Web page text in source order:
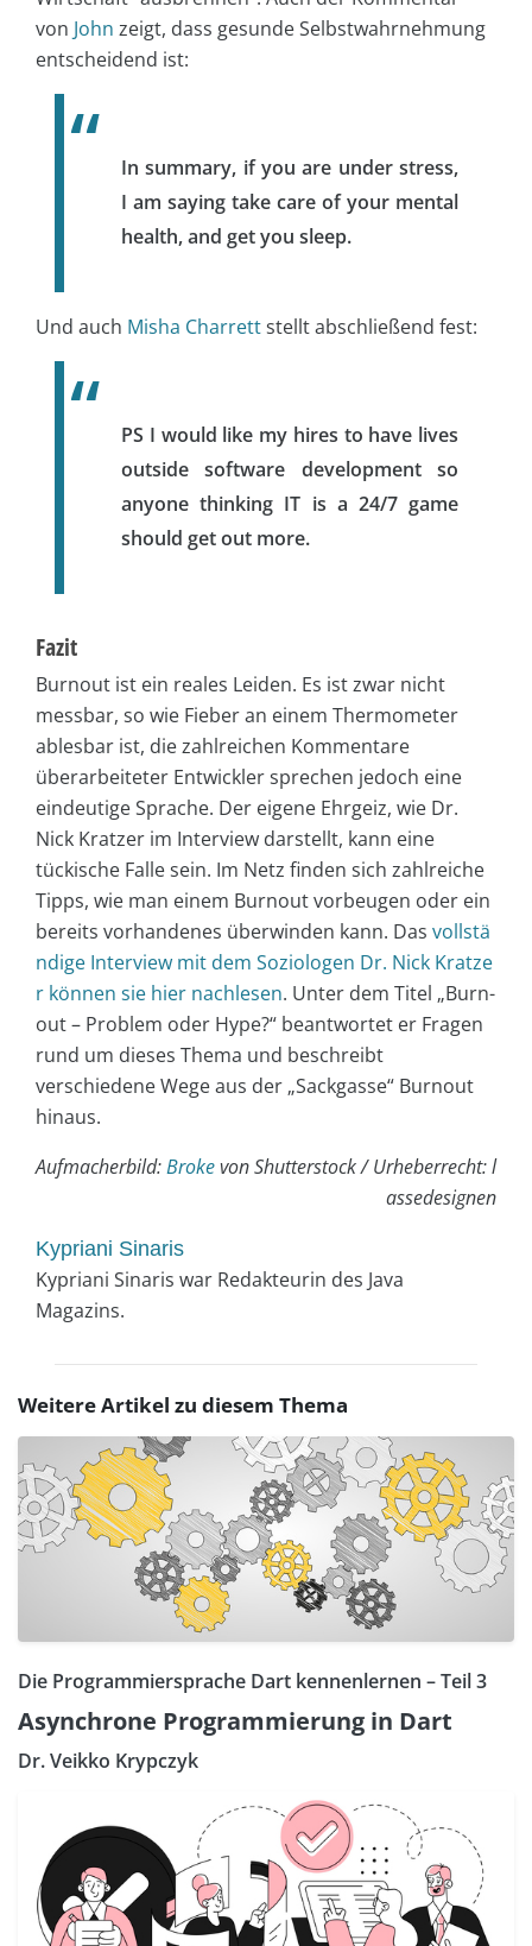
von John zeigt, dass gesunde Selbstwahrnehmung
entscheidend ist:
In summary, if you are under stress,
I am saying take care of your mental
health, and get you sleep.
Und auch Misha Charrettstellt abschließend fest:
PS I would like my hires to have lives
outside software development so
anyone thinking IT is a 24/7 game
should get out more.
Fazit
Burnout ist ein reales Leiden. Es ist zwar nicht
messbar, so wie Fieber an einem Thermometer
ablesbar ist, die zahlreichen Kommentare
überarbeiteter Entwickler sprechen jedoch eine
eindeutige Sprache. Der eigene Ehrgeiz, wie Dr.
Nick Kratzer im Interview darstellt, kann eine
tückische Falle sein. Im Netz finden sich zahlreiche
Tipps, wie man einem Burnout vorbeugen oder ein
bereits vorhandenes überwinden kann. Das vollstä
ndige Interview mit dem Soziologen Dr. Nick Kratze
r können sie hier nachlesen. Unter dem Titel „Burn-
out – Problem oder Hype?“ beantwortet er Fragen
rund um dieses Thema und beschreibt
verschiedene Wege aus der „Sackgasse“ Burnout
hinaus.
Aufmacherbild:Brokevon Shutterstock / Urheberrecht: l
assedesignen
Kypriani Sinaris
Kypriani Sinaris war Redakteurin des Java
Magazins.
Weitere Artikel zu diesem Thema
Die Programmiersprache Dart kennenlernen – Teil 3
Asynchrone Programmierung in Dart
Dr. Veikko Krypczyk